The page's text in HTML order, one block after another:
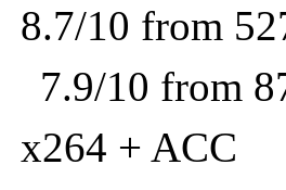
10 from
10 from
+ ACC